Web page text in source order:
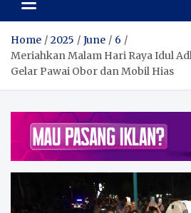
Home 2025 June
6
Meriahkan Malam Hari Raya Idul
Gelar Pawai Obor dan Mobil Hias